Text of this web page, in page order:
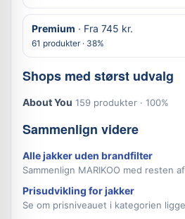
Premium · Fra 745 kr.
61 produkter · 38%
Shops med størst udvalg
About You 159 produkter · 100%
Sammenlign videre
Alle jakker uden brandfilter
Sammenlign MARIKOO med resten
Prisudvikling for jakker
Se om prisniveauet i kategorien